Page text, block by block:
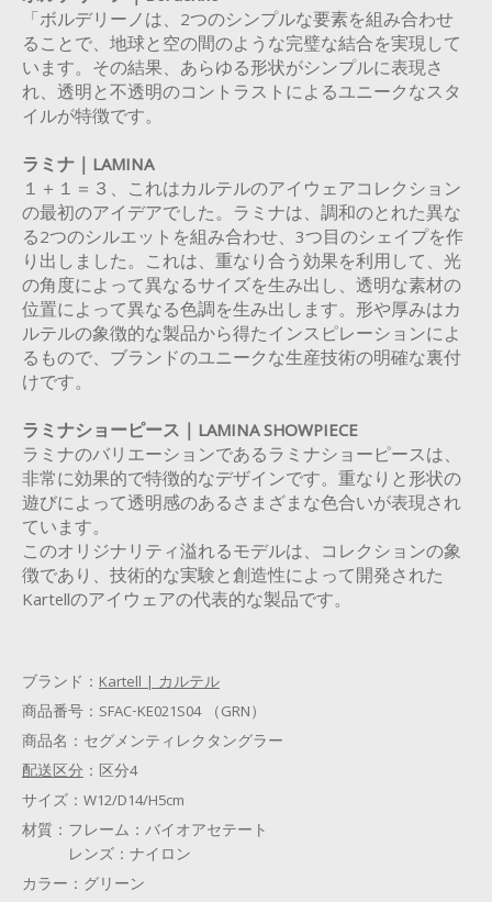
「ボルデリーノは、2つのシンプルな要素を組み合わせ
ることで、地球と空の間のような完璧な結合を実現して
います。その結果、あらゆる形状がシンプルに表現さ
れ、透明と不透明のコントラストによるユニークなスタ
イルが特徴です。
ラミナ｜LAMINA
１＋１＝３、これはカルテルのアイウェアコレクション
の最初のアイデアでした。ラミナは、調和のとれた異な
る2つのシルエットを組み合わせ、3つ目のシェイプを作
り出しました。これは、重なり合う効果を利用して、光
の角度によって異なるサイズを生み出し、透明な素材の
位置によって異なる色調を生み出します。形や厚みはカ
ルテルの象徴的な製品から得たインスピレーションによ
るもので、ブランドのユニークな生産技術の明確な裏付
けです。
ラミナショーピース｜LAMINA SHOWPIECE
ラミナのバリエーションであるラミナショーピースは、
非常に効果的で特徴的なデザインです。重なりと形状の
遊びによって透明感のあるさまざまな色合いが表現され
ています。
このオリジナリティ溢れるモデルは、コレクションの象
徴であり、技術的な実験と創造性によって開発された
Kartellのアイウェアの代表的な製品です。
ブランド： Kartell | カルテル
商品番号： SFAC-KE021S04 （GRN）
商品名： セグメンティレクタングラー
配送区分 ： 区分4
サイズ： W12/D14/H5cm
材質： フレーム：バイオアセテート
レンズ：ナイロン
カラー： グリーン